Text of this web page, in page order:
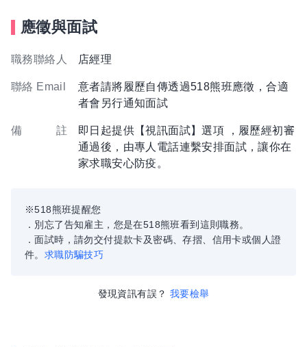
應徵與面試
職務聯絡人 店經理
聯絡 Email
意者請將履歷自傳透過518熊班應徵，合適
者會另行通知面試
備 註
即日起提供【視訊面試】選項 ，履歷經初審
通過後，由專人電話連繫安排面試，讓你在
家求職安心防疫。
※518熊班提醒您
．別忘了告知雇主，您是在518熊班看到這則職務。
．面試時，請勿交付提款卡及密碼、存摺、信用卡或個人證
件。 求職防騙技巧
發現資訊有誤？ 我要檢舉